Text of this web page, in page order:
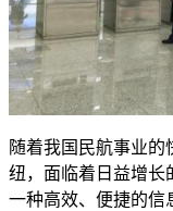
随着我国民航事业的
纽，面临着日益增长
一种高效、便捷的信